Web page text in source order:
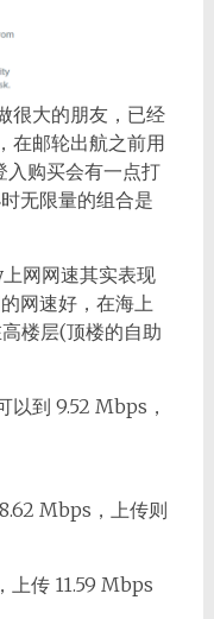
很大的朋友，已经
在邮轮出航之前用
入购买会有一点打
无限量的组合是
网网速其实表现
网速好，在海上
楼层(顶楼的自助
以到 9.52 Mbps，
Mbps，上传则
上传 11.59 Mbps